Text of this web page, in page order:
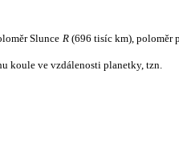
Slunce R(696 tisíc km), poloměr
koule ve vzdálenosti planetky, tzn.